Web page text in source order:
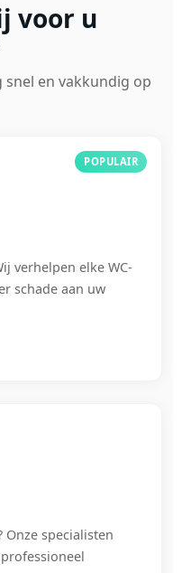
voor u
en vakkundig op
POPULAIR
verhelpen elke WC-
schade aan uw
Onze specialisten